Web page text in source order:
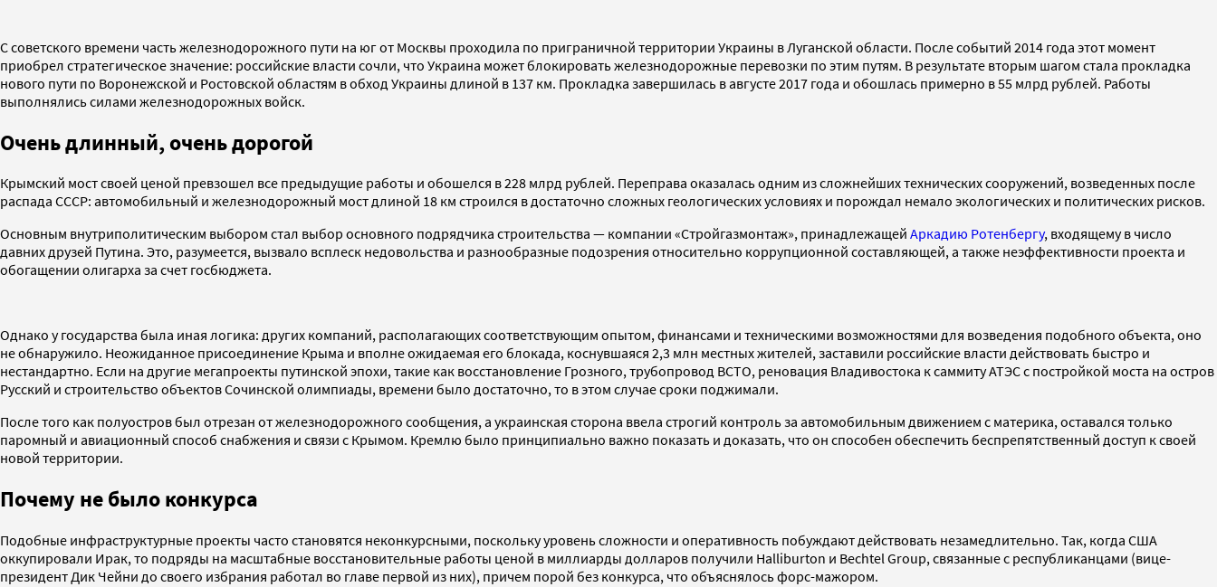
С советского времени часть железнодорожного пути на юг от Москвы проходила по приграничной территории Украины в Луганской области. После событий 2014 года этот момент
приобрел стратегическое значение: российские власти сочли, что Украина может блокировать железнодорожные перевозки по этим путям. В результате вторым шагом стала прокладка
нового пути по Воронежской и Ростовской областям в обход Украины длиной в 137 км. Прокладка завершилась в августе 2017 года и обошлась примерно в 55 млрд рублей. Работы
выполнялись силами железнодорожных войск.
Очень длинный, очень дорогой
Крымский мост своей ценой превзошел все предыдущие работы и обошелся в 228 млрд рублей. Переправа оказалась одним из сложнейших технических сооружений, возведенных после
распада СССР: автомобильный и железнодорожный мост длиной 18 км строился в достаточно сложных геологических условиях и порождал немало экологических и политических рисков.
Основным внутриполитическим выбором стал выбор основного подрядчика строительства — компании «Стройгазмонтаж», принадлежащей Аркадию Ротенбергу, входящему в число
давних друзей Путина. Это, разумеется, вызвало всплеск недовольства и разнообразные подозрения относительно коррупционной составляющей, а также неэффективности проекта и
обогащении олигарха за счет госбюджета.
Однако у государства была иная логика: других компаний, располагающих соответствующим опытом, финансами и техническими возможностями для возведения подобного объекта, оно
не обнаружило. Неожиданное присоединение Крыма и вполне ожидаемая его блокада, коснувшаяся 2,3 млн местных жителей, заставили российские власти действовать быстро и
нестандартно. Если на другие мегапроекты путинской эпохи, такие как восстановление Грозного, трубопровод ВСТО, реновация Владивостока к саммиту АТЭС с постройкой моста на остров
Русский и строительство объектов Сочинской олимпиады, времени было достаточно, то в этом случае сроки поджимали.
После того как полуостров был отрезан от железнодорожного сообщения, а украинская сторона ввела строгий контроль за автомобильным движением с материка, оставался только
паромный и авиационный способ снабжения и связи с Крымом. Кремлю было принципиально важно показать и доказать, что он способен обеспечить беспрепятственный доступ к своей
новой территории.
Почему не было конкурса
Подобные инфраструктурные проекты часто становятся неконкурсными, поскольку уровень сложности и оперативность побуждают действовать незамедлительно. Так, когда США
оккупировали Ирак, то подряды на масштабные восстановительные работы ценой в миллиарды долларов получили Halliburton и Bechtel Group, связанные с республиканцами (вице-
президент Дик Чейни до своего избрания работал во главе первой из них), причем порой без конкурса, что объяснялось форс-мажором.